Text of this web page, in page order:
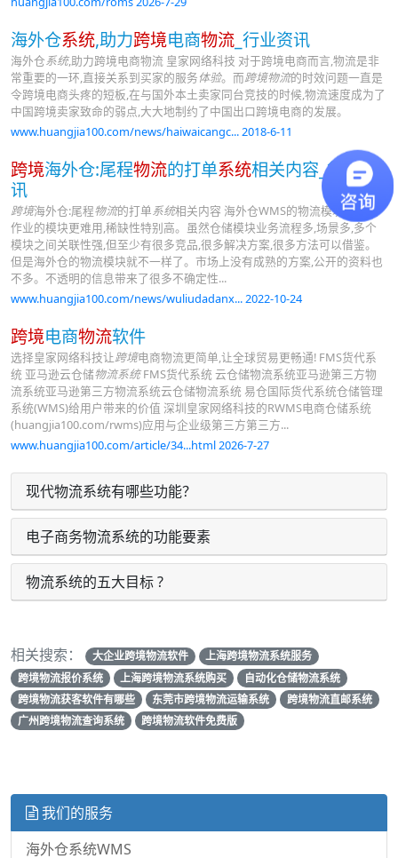
海外仓系统,助力跨境电商物流 _行业资讯
海外仓系统,助力跨境电商物流 皇家网络科技 对于跨境电商而言,物流是非
常重要的一环,直接关系到买家的服务体验。而跨境物流的时效问题一直是
令跨境电商头疼的短板,在与国外本土卖家同台竞技的时候,物流速度成为了
中国跨境卖家致命的弱点,大大地制约了中国出口跨境电商的发展。
www.huangjia100.com/news/haiwaicangc... 2018-6-11
跨境海外仓:尾程物流的打单系统相关内容_行业资
讯
跨境海外仓:尾程物流的打单系统相关内容 海外仓WMS的物流模块比仓储
作业的模块更难用,稀缺性特别高。虽然仓储模块业务流程多,场景多,多个
模块之间关联性强,但至少有很多竞品,很多解决方案,很多方法可以借鉴。
但是海外仓的物流模块就不一样了。市场上没有成熟的方案,公开的资料也
不多。不透明的信息带来了很多不确定性...
www.huangjia100.com/news/wuliudadanx... 2022-10-24
跨境电商物流软件
选择皇家网络科技让跨境电商物流更简单,让全球贸易更畅通! FMS货代系
统 亚马逊云仓储物流系统FMS货代系统 云仓储物流系统亚马逊第三方物
流系统亚马逊第三方物流系统云仓储物流系统 易仓国际货代系统仓储管理
系统(WMS)给用户带来的价值 深圳皇家网络科技的RWMS电商仓储系统
(huangjia100.com/rwms)应用与企业级第三方第三方...
www.huangjia100.com/article/34...html 2026-7-27
现代物流系统有哪些功能？
电子商务物流系统的功能要素
物流系统的五大目标 ?
相关搜索： 大企业跨境物流软件
上海跨境物流系统服务
跨境物流报价系统
上海跨境物流系统购买
自动化仓储物流系统
跨境物流获客软件有哪些
东莞市跨境物流运输系统
跨境物流直邮系统
广州跨境物流查询系统
跨境物流软件免费版
我们的服务
海外仓系统WMS